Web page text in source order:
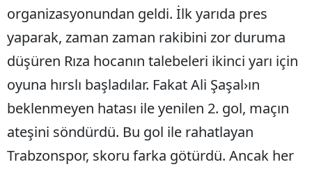
organizasyonundan geldi. İlk yarıda pres
yaparak, zaman zaman rakibini zor duruma
düşüren Rıza hocanın talebeleri ikinci yarı için
oyuna hırslı başladılar. Fakat Ali Şaşal›ın
beklenmeyen hatası ile yenilen 2. gol, maçın
ateşini söndürdü. Bu gol ile rahatlayan
Trabzonspor, skoru farka götürdü. Ancak her